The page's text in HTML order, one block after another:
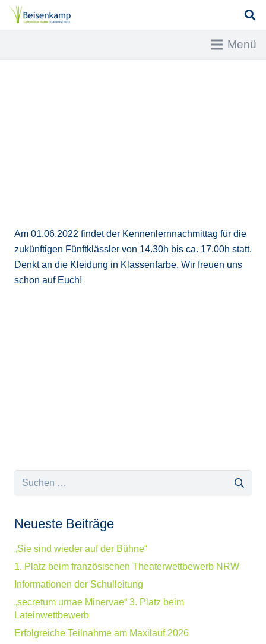
Menü
Am 01.06.2022 findet der Kennenlernnachmittag für die
zukünftigen Fünftklässler von 14.30h bis ca. 17.00h statt.
Denkt an die Kleidung in Klassenfarbe. Wir freuen uns
schon auf Euch!
Suchen
Neueste Beiträge
„Sie sind wieder auf der Bühne“
1. Platz beim französischen Theaterwettbewerb NRW
Informationen der Schulleitung
„secretum urnae Minervae“ 3. Platz beim
Lateinwettbewerb
Erfolgreiche Teilnahme am Maxilauf 2026